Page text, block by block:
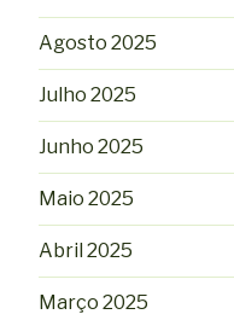
Agosto 2025
Julho 2025
Junho 2025
Maio 2025
Abril 2025
Março 2025